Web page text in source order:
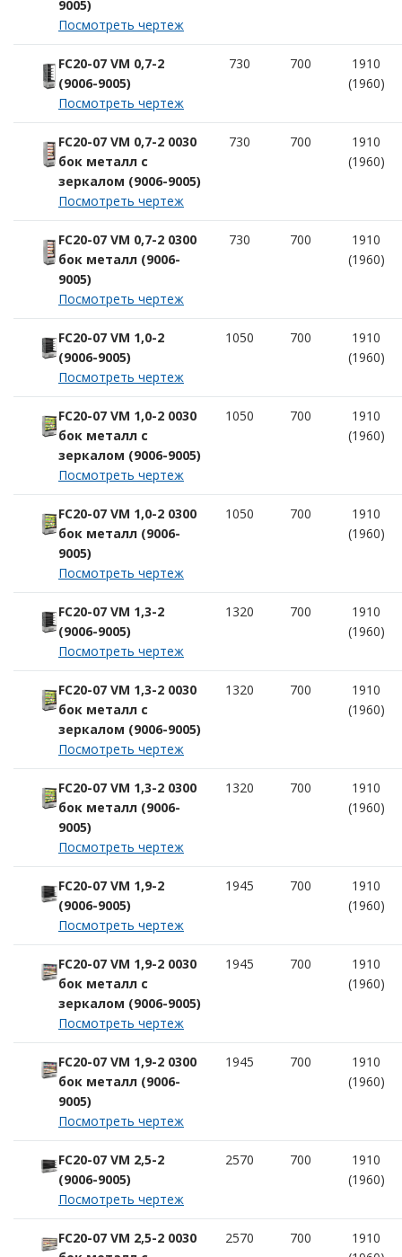
9005)
Посмотреть чертеж
FC20-07 VM 0,7-2
(9006-9005)
Посмотреть чертеж
730 700
1910
(1960)
FC20-07 VM 0,7-2 0030
бок металл с
зеркалом (9006-9005)
Посмотреть чертеж
730 700
1910
(1960)
FC20-07 VM 0,7-2 0300
бок металл (9006-
9005)
Посмотреть чертеж
730 700
1910
(1960)
FC20-07 VM 1,0-2
(9006-9005)
Посмотреть чертеж
1050 700
1910
(1960)
FC20-07 VM 1,0-2 0030
бок металл с
зеркалом (9006-9005)
Посмотреть чертеж
1050 700
1910
(1960)
FC20-07 VM 1,0-2 0300
бок металл (9006-
9005)
Посмотреть чертеж
1050 700
1910
(1960)
FC20-07 VM 1,3-2
(9006-9005)
Посмотреть чертеж
1320 700
1910
(1960)
FC20-07 VM 1,3-2 0030
бок металл с
зеркалом (9006-9005)
Посмотреть чертеж
1320 700
1910
(1960)
FC20-07 VM 1,3-2 0300
бок металл (9006-
9005)
Посмотреть чертеж
1320 700
1910
(1960)
FC20-07 VM 1,9-2
(9006-9005)
Посмотреть чертеж
1945 700
1910
(1960)
FC20-07 VM 1,9-2 0030
бок металл с
зеркалом (9006-9005)
Посмотреть чертеж
1945 700
1910
(1960)
FC20-07 VM 1,9-2 0300
бок металл (9006-
9005)
Посмотреть чертеж
1945 700
1910
(1960)
FC20-07 VM 2,5-2
(9006-9005)
Посмотреть чертеж
2570 700
1910
(1960)
FC20-07 VM 2,5-2 0030
2570 700
1910